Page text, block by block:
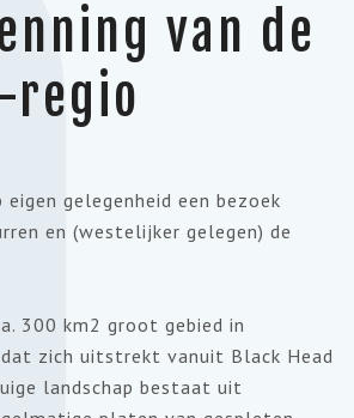
van de
regio
eigen gelegenheid een bezoek
en (westelijker gelegen) de
300 km2 groot gebied in
zich uitstrekt vanuit Black Head
landschap bestaat uit